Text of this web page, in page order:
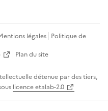
légales Politique de
Plan du site
détenue par des tiers,
licence etalab-2.0